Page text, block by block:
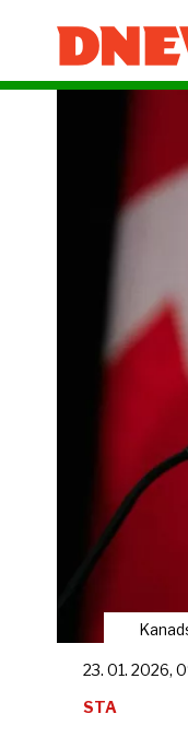
23. 01. 2026,
STA